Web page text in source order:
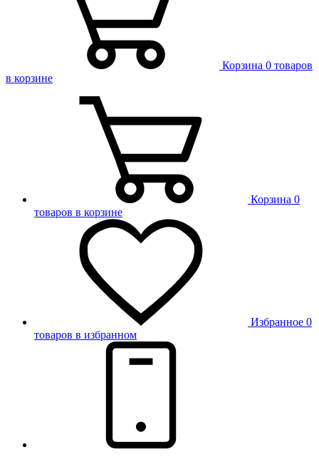
Корзина 0 товаров
в корзине
Корзина 0
товаров в корзине
Избранное 0
товаров в избранном